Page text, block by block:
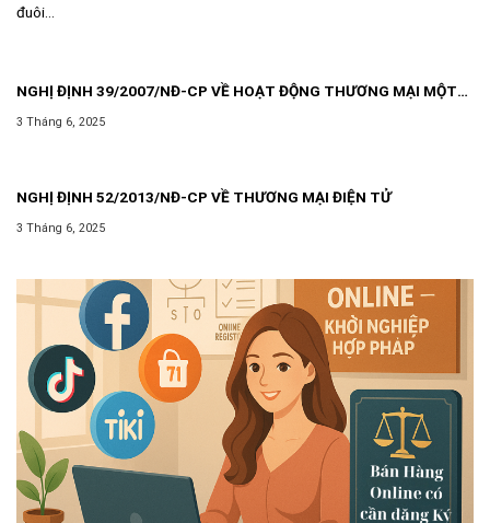
đuôi...
NGHỊ ĐỊNH 39/2007/NĐ-CP VỀ HOẠT ĐỘNG THƯƠNG MẠI MỘT
3 Tháng 6, 2025
NGHỊ ĐỊNH 52/2013/NĐ-CP VỀ THƯƠNG MẠI ĐIỆN TỬ
3 Tháng 6, 2025